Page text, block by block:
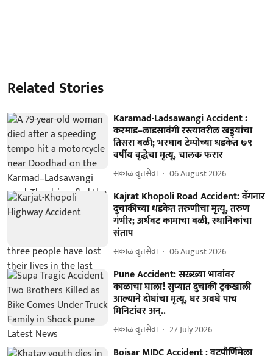
Related Stories
Karamad-Ladsawangi Accident :
करमाड–लाडसावंगी रस्त्यावरील खड्ड्यांचा
तिसरा बळी; भरधाव टेम्पोच्या धडकेत ७९
वर्षीय वृद्धेचा मृत्यू, चालक फरार
सकाळ वृत्तसेवा 06 August 2026
Kajrat Khopoli Road Accident: वॅगनार
दुचाकीच्या धडकेत तरुणीचा मृत्यू, तरुण
गंभीर; अर्धवट कामाचा बळी, स्थानिकांचा
संताप
सकाळ वृत्तसेवा 06 August 2026
Pune Accident: सख्ख्या भावांवर
काळाचा घाला! सुप्यात दुचाकी ट्रकखाली
आल्याने दोघांचा मृत्यू, घर अवघे पाच
मिनिटांवर अन्..
सकाळ वृत्तसेवा 27 July 2026
Boisar MIDC Accident : वटपौर्णिमेला